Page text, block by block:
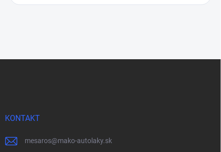
KONTAKT
mesaros@mako-autolaky.sk